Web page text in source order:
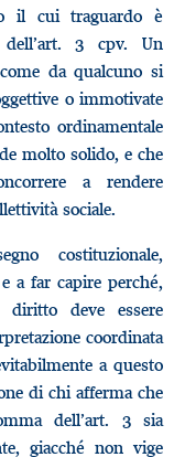
il cui traguardo è
dell’art. 3 cpv. Un
da qualcuno si
o immotivate
ordinamentale
molto solido, e che
a rendere
sociale.
costituzionale,
a far capire perché,
deve essere
coordinata
a questo
di chi afferma che
dell’art. 3 sia
giacché non vige